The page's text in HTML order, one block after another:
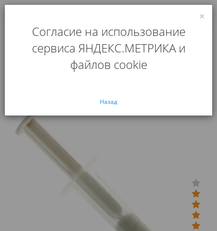
0
Смазка силиконовая для роликов в шприце 2 см
Смазка силиконовая для
×
Согласие на использование
сервиса ЯНДЕКС.МЕТРИКА и
файлов cookie
Назад